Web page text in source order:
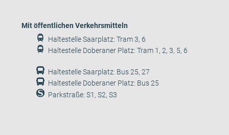
Mit öffentlichen Verkehrsmitteln
Haltestelle Saarplatz: Tram 3, 6
Haltestelle Doberaner Platz: Tram 1, 2, 3, 5, 6
Haltestelle Saarplatz: Bus 25, 27
Haltestelle Doberaner Platz: Bus 25
Parkstraße: S1, S2, S3